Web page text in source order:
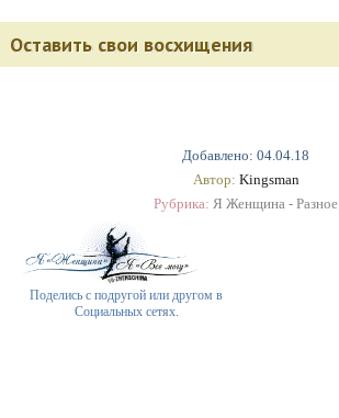
Добавлено: 04.04.18
Автор: Kingsman
Рубрика: Я Женщина - Разное
Поделись с подругой или другом в
Социальных сетях.
Оставить свои восхищения